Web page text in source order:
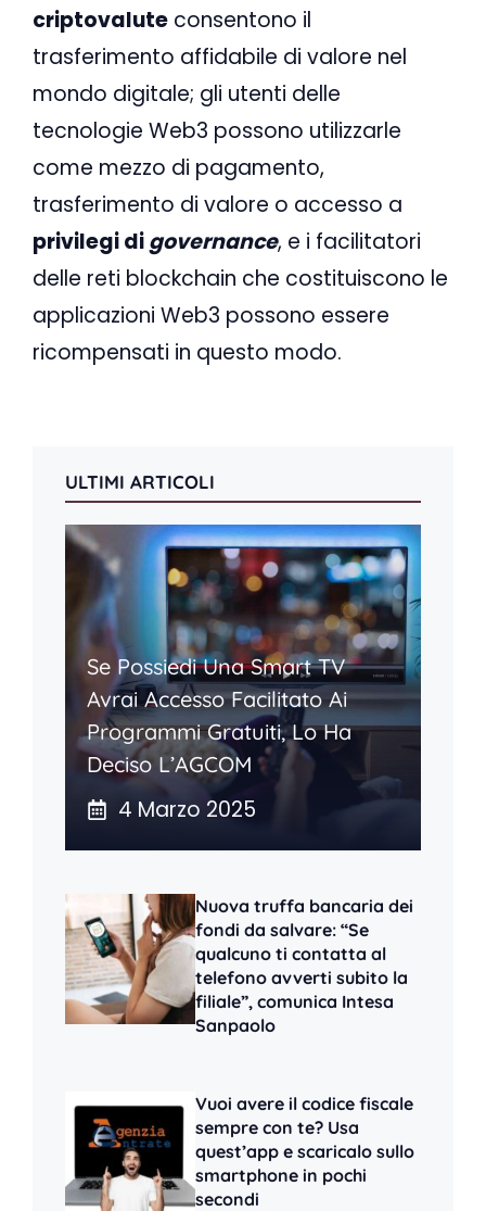
criptovalute consentono il
trasferimento affidabile di valore nel
mondo digitale; gli utenti delle
tecnologie Web3 possono utilizzarle
come mezzo di pagamento,
trasferimento di valore o accesso a
privilegi digovernance, e i facilitatori
delle reti blockchain che costituiscono le
applicazioni Web3 possono essere
ricompensati in questo modo.
ULTIMI ARTICOLI
Se Possiedi Una Smart TV
Avrai Accesso Facilitato Ai
Programmi Gratuiti, Lo Ha
Deciso L’AGCOM
4 Marzo 2025
Nuova truffa bancaria dei
fondi da salvare: “Se
qualcuno ti contatta al
telefono avverti subito la
filiale”, comunica Intesa
Sanpaolo
Vuoi avere il codice fiscale
sempre con te? Usa
quest’app e scaricalo sullo
smartphone in pochi
secondi